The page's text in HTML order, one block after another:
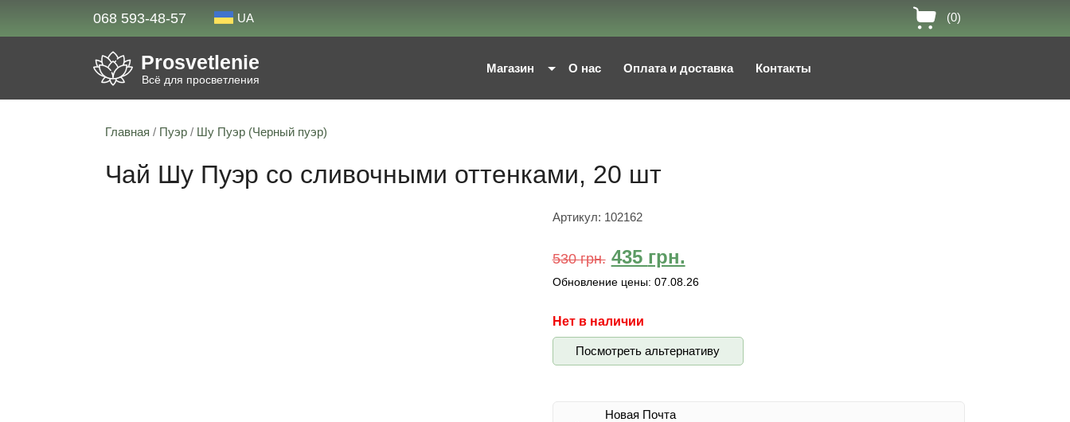
068 593-48-57 UA (0)
Prosvetlenie
Всё для просветления
Магазин О нас Оплата и доставка Контакты
Главная / Пуэр / Шу Пуэр (Черный пуэр)
Чай Шу Пуэр со сливочными оттенками, 20 шт
Артикул: 102162
530грн. 435 грн.
Обновление цены: 07.08.26
Нет в наличии
Посмотреть альтернативу
Новая Почта